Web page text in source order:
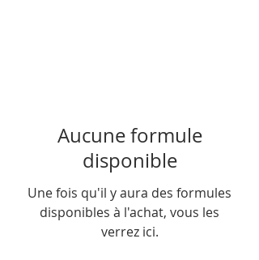
Aucune formule
disponible
Une fois qu'il y aura des formules
disponibles à l'achat, vous les
verrez ici.